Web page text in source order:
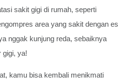
sakit gigi di rumah, seperti
area yang sakit dengan es
nggak kunjung reda, sebaiknya
gigi, ya!
kamu bisa kembali menikmati